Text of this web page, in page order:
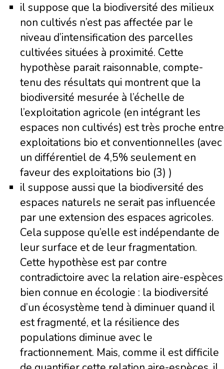
il suppose que la biodiversité des milieux
non cultivés n’est pas affectée par le
niveau d’intensification des parcelles
cultivées situées à proximité. Cette
hypothèse parait raisonnable, compte-
tenu des résultats qui montrent que la
biodiversité mesurée à l’échelle de
l’exploitation agricole (en intégrant les
espaces non cultivés) est très proche entre
exploitations bio et conventionnelles (avec
un différentiel de 4,5% seulement en
faveur des exploitations bio (3) )
il suppose aussi que la biodiversité des
espaces naturels ne serait pas influencée
par une extension des espaces agricoles.
Cela suppose qu’elle est indépendante de
leur surface et de leur fragmentation.
Cette hypothèse est par contre
contradictoire avec la relation aire-espèces
bien connue en écologie : la biodiversité
d’un écosystème tend à diminuer quand il
est fragmenté, et la résilience des
populations diminue avec le
fractionnement. Mais, comme il est difficile